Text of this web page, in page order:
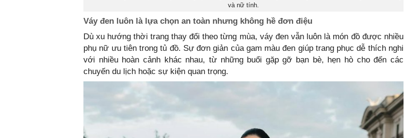
và nữ tính.
Váy đen luôn là lựa chọn an toàn nhưng không hề đơn điệu
Dù xu hướng thời trang thay đổi theo từng mùa, váy đen vẫn luôn là món đồ được nhiều
phụ nữ ưu tiên trong tủ đồ. Sự đơn giản của gam màu đen giúp trang phục dễ thích nghi
với nhiều hoàn cảnh khác nhau, từ những buổi gặp gỡ bạn bè, hẹn hò cho đến các
chuyến du lịch hoặc sự kiện quan trọng.